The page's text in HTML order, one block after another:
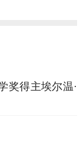
奖得主埃尔温·